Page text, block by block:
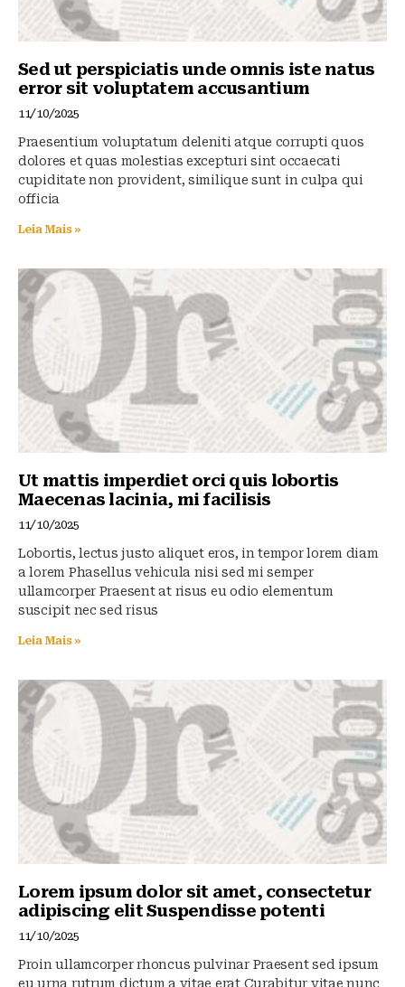
Sed ut perspiciatis unde omnis iste natus
error sit voluptatem accusantium
11/10/2025
Praesentium voluptatum deleniti atque corrupti quos
dolores et quas molestias excepturi sint occaecati
cupiditate non provident, similique sunt in culpa qui
officia
Leia Mais »
Ut mattis imperdiet orci quis lobortis
Maecenas lacinia, mi facilisis
11/10/2025
Lobortis, lectus justo aliquet eros, in tempor lorem diam
a lorem Phasellus vehicula nisi sed mi semper
ullamcorper Praesent at risus eu odio elementum
suscipit nec sed risus
Leia Mais »
Lorem ipsum dolor sit amet, consectetur
adipiscing elit Suspendisse potenti
11/10/2025
Proin ullamcorper rhoncus pulvinar Praesent sed ipsum
eu urna rutrum dictum a vitae erat Curabitur vitae nunc